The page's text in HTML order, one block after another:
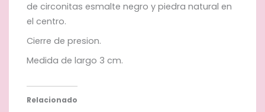
de circonitas esmalte negro y piedra natural en
el centro.
Cierre de presion.
Medida de largo 3 cm.
Relacionado